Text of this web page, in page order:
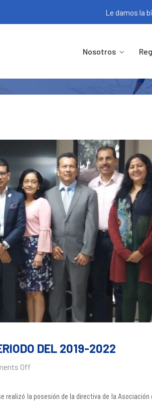
Le damos la
Nosotros
POSESIÓN DE LA
DEL 2019-2022
Off
realizó la posesión de la directiva de la Asociación